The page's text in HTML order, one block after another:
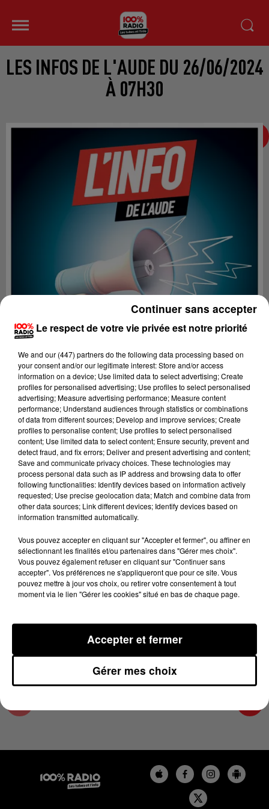
LES INFOS DE L'AUDE DU 26/06/2024
À 07H30
Lecture (4 min 9 sec)
100%
100% Radio les infos de l'Aude
26 juin 2024 - 4 min 9 sec
LES INFOS DE L'AUDE DU 26/06/2024 À
07H30
Les infos de l'Aude
Le respect de votre vie privée est notre priorité
We and our (447) partnersdo the following data processing based on
your consent and/or our legitimate interest: Store and/or access
information on a device; Use limited data to select advertising; Create
profiles for personalised advertising; Use profiles to select personalised
advertising; Measure advertising performance; Measure content
performance; Understand audiences through statistics or combinations
of data from different sources; Develop and improve services; Create
profiles to personalise content; Use profiles to select personalised
content; Use limited data to select content; Ensure security, prevent and
detect fraud, and fix errors; Deliver and present advertising and content;
Save and communicate privacy choices. These technologies may
process personal data such as IP address and browsing data to offer
following functionalities: Identify devices based on information actively
requested; Use precise geolocation data; Match and combine data from
other data sources; Link different devices; Identify devices based on
information transmitted automatically.
Vous pouvez accepter en cliquant sur "Accepter et fermer", ou affiner en
sélectionnant les finalités et/ou partenaires dans "Gérer mes choix".
Vous pouvez également refuser en cliquant sur "Continuer sans
accepter". Vos préférences ne s'appliqueront que pour ce site. Vous
pouvez mettre à jour vos choix, ou retirer votre consentement à tout
moment via le lien "Gérer les cookies" situé en bas de chaque page.
Gérer mes choix
Accepter et fermer
Continuer sans accepter